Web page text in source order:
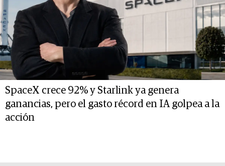
SpaceX crece 92% y Starlink ya genera
ganancias, pero el gasto récord en IA golpea a la
acción